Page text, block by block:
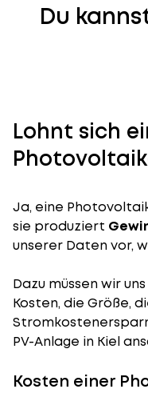
Du
Lohnt sich
Ja, eine
sie produziert
unserer Daten vor,
Dazu müssen wir
Kosten, die Größe,
PV-Anlage in Kiel
Kosten einer